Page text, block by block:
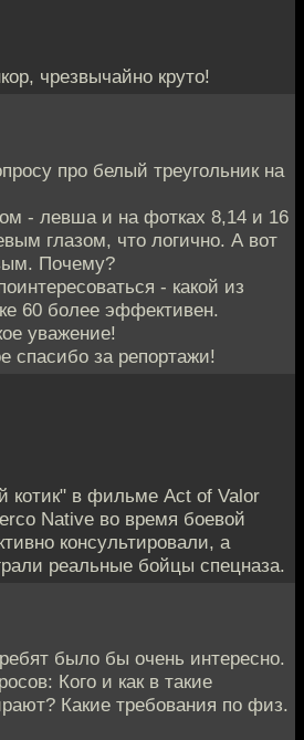
чрезвычайно круто!
про белый треугольник на
- левша и на фотках 8,14 и 16
глазом, что логично. А вот
Почему?
- какой из
60 более эффективен.
уважение!
спасибо за репортажи!
котик" в фильме Act of Valor
Native во время боевой
консультировали, а
реальные бойцы спецназа.
было бы очень интересно.
Кого и как в такие
Какие требования по физ.